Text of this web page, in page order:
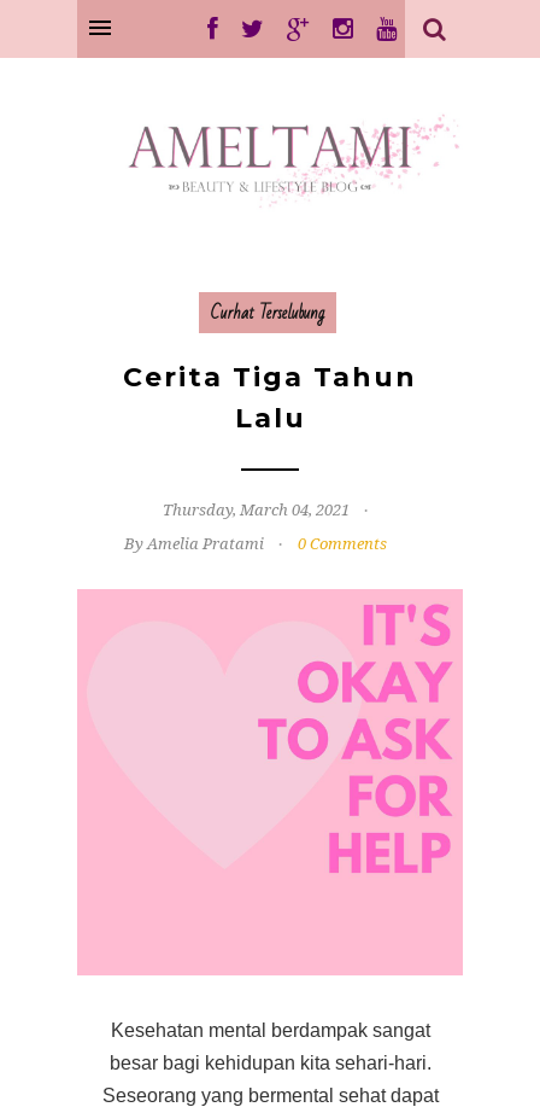
Curhat Terselubung
Cerita Tiga Tahun
Lalu
Thursday, March 04, 2021
By Amelia Pratami
0 Comments
Kesehatan mental berdampak sangat
besar bagi kehidupan kita sehari-hari.
Seseorang yang bermental sehat dapat